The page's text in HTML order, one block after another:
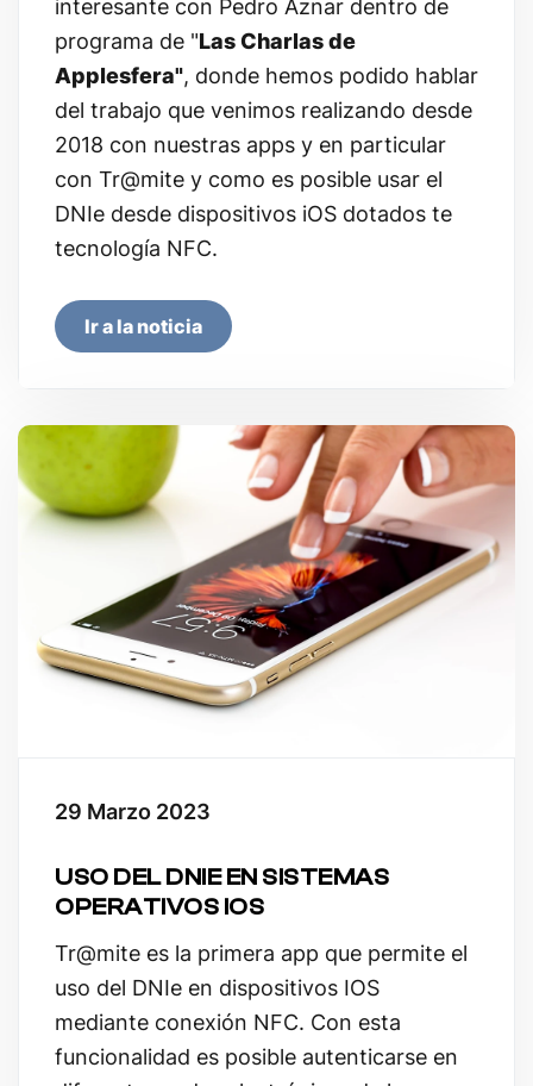
interesante con Pedro Aznar dentro de
programa de "Las Charlas de
Applesfera", donde hemos podido hablar
del trabajo que venimos realizando desde
2018 con nuestras apps y en particular
con Tr@mite y como es posible usar el
DNIe desde dispositivos iOS dotados te
tecnología NFC.
Ir a la noticia
USO DEL DNIE EN SISTEMAS
OPERATIVOS IOS
29 Marzo 2023
Tr@mite es la primera app que permite el
uso del DNIe en dispositivos IOS
mediante conexión NFC. Con esta
funcionalidad es posible autenticarse en